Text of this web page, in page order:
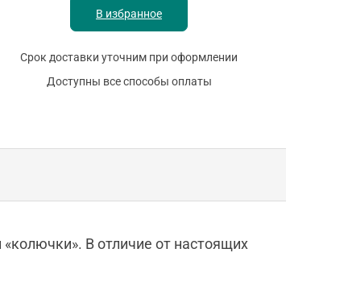
В избранное
Срок доставки уточним при оформлении
Доступны все способы оплаты
В отличие от настоящих